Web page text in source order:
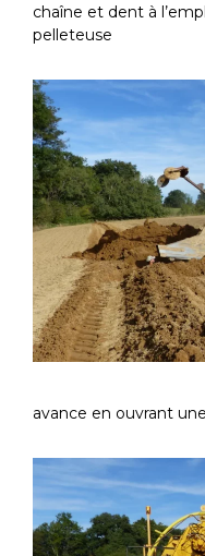
chaîne et dent à
pelleteuse
avance en ouvrant